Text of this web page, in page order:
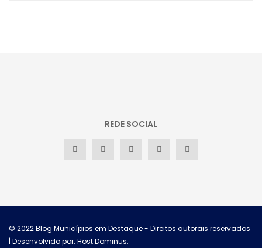
REDE SOCIAL
© 2022Blog Municípios em Destaque- Direitos autorais reservados
| Desenvolvido por: Host Dominus.